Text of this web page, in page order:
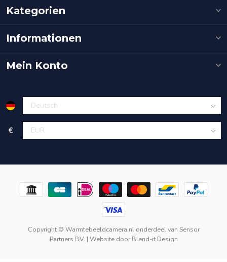
Kategorien
Informationen
Mein Konto
€
Copyright © Warmtebeeldcamera.nl onderdeel van Sensor
Partners BV. | Website doorBlend-it Design